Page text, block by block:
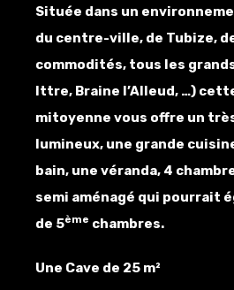
Située dans un
du centre-ville, de Tubize,
commodités, tous les
Ittre, Braine l’Alleud, …)
mitoyenne vous offre un
lumineux, une grande
bain, une véranda, 4
semi aménagé qui pourrait
de 5ème chambres.
Une Cave de 25 m²